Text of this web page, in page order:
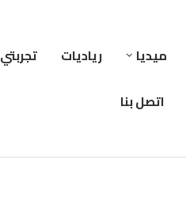
ميديا رياديات تجربتي
اتصل بنا